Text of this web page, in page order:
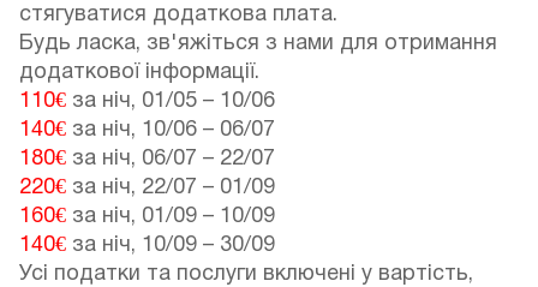
стягуватися додаткова плата.
Будь ласка, зв'яжіться з нами для отримання
додаткової інформації.
110€ за ніч, 01/05 – 10/06
140€ за ніч, 10/06 – 06/07
180€ за ніч, 06/07 – 22/07
220€ за ніч, 22/07 – 01/09
160€ за ніч, 01/09 – 10/09
140€ за ніч, 10/09 – 30/09
Усі податки та послуги включені у вартість,